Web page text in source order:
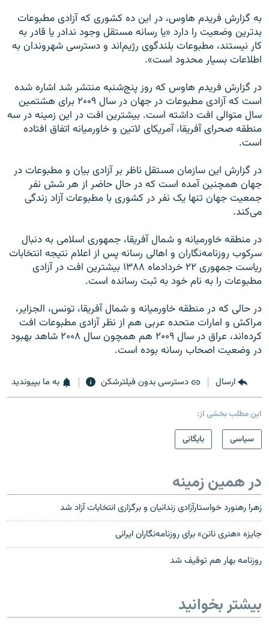
به گزارش فریدم هاوس، در این ده کشوری که آزادی مطبوعات
بدترین وضعیت را دارد «یا رسانه مستقل وجود ندادر یا قادر به
کار نیستند، مطبوعات بلندگوی رژیم‌اند و دسترسی شهروندان به
اطلاعات بسیار محدود است».
در گزارش فریدم هاوس که روز پنج‌شنبه منتشر شد اشاره شده
است که آزادی مطبوعات در جهان در سال ۲۰۰۹ برای هشتمین
سال متوالی افت داشته است. بیشترین افت در این زمینه در سه
منطقه صحرای آفریقا، آمریکای لاتین و خاورمیانه اتفاق افتاده
است.
در گزارش این سازمان مستقل ناظر بر آزادی بیان و مطبوعات در
جهان همچنین آمده است که در حال حاضر از هر شش نفر
جمعیت جهان تنها یک نفر در کشوری با مطبوعات‌ آزاد زندگی
می‌کند.
در منطقه خاورمیانه و شمال آفریقا، جمهوری اسلامی به دنبال
سرکوب روزنامه‌نگاران و اهالی رسانه پس از اعلام نتیجه انتخابات
ریاست جمهوری ۲۲ خردادماه ۱۳۸۸ بیشترین افت در آزادی
مطبوعات را به نام خود به ثبت رسانده است.
در حالی که در منطقه خاورمیانه و شمال آفریقا، تونس، الجزایر،
مراکش و امارات متحده عربی هم از نظر آزادی مطبوعات افت
کرده‌اند، عراق در سال ۲۰۰۹ هم همچون سال ۲۰۰۸ شاهد بهبود
در وضعیت اصحاب رسانه بوده است.
ارسال دسترسی بدون فیلترشکن به ما بپیوندید
این مطلب بخشی از:
سیاسی
بایگانی
در همین زمینه
زهرا رهنورد خواستارآزادی زندانیان و برگزاری انتخابات آزاد شد
جایزه «هنری نانن» برای روزنامه‌نگاران ایرانی
روزنامه بهار هم توقیف شد
بیشتر بخوانید